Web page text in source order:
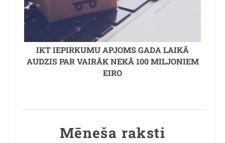
IKT IEPIRKUMU APJOMS GADA LAIKĀ
AUDZIS PAR VAIRĀK NEKĀ 100 MILJONIEM
EIRO
Mēneša raksti